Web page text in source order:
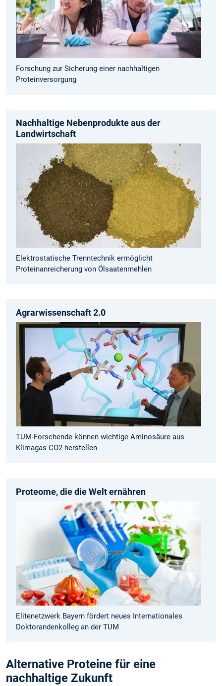
Forschung zur Sicherung einer nachhaltigen
Proteinversorgung
Nachhaltige Nebenprodukte aus der
Landwirtschaft
Elektrostatische Trenntechnik ermöglicht
Proteinanreicherung von Ölsaatenmehlen
Agrarwissenschaft 2.0
TUM-Forschende können wichtige Aminosäure aus
Klimagas CO2 herstellen
Proteome, die die Welt ernähren
Elitenetzwerk Bayern fördert neues Internationales
Doktorandenkolleg an der TUM
Alternative Proteine für eine
nachhaltige Zukunft